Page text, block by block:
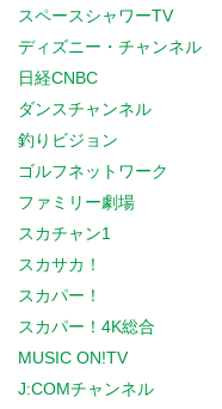
スペースシャワーTV
ディズニー・チャンネル
日経CNBC
ダンスチャンネル
釣りビジョン
ゴルフネットワーク
ファミリー劇場
スカチャン1
スカサカ！
スカパー！
スカパー！4K総合
MUSIC ON!TV
J:COMチャンネル